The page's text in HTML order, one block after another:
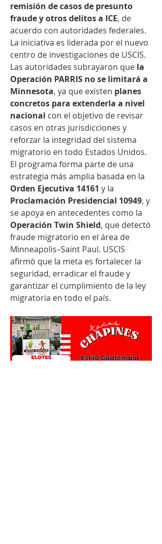
remisión de casos de presunto
fraude y otros delitos a ICE, de
acuerdo con autoridades federales.
La iniciativa es liderada por el nuevo
centro de investigaciones de USCIS.
Las autoridades subrayaron que la
Operación PARRIS no se limitará a
Minnesota, ya que existen planes
concretos para extenderla a nivel
nacional con el objetivo de revisar
casos en otras jurisdicciones y
reforzar la integridad del sistema
migratorio en todo Estados Unidos.
El programa forma parte de una
Orden Ejecutiva 14161
Proclamación Presidencial 10949, y
Operación Twin Shield, que detectó
fraude migratorio en el área de
Minneapolis–Saint Paul. USCIS
afirmó que la meta es fortalecer la
seguridad, erradicar el fraude y
garantizar el cumplimiento de la ley
migratoria en todo el país.